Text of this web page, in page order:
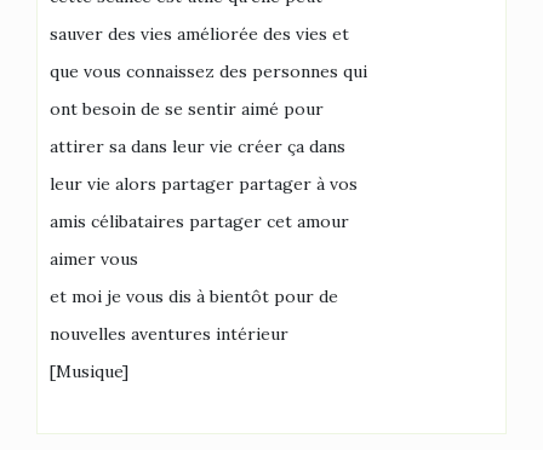
sauver des vies améliorée des vies et
que vous connaissez des personnes qui
ont besoin de se sentir aimé pour
attirer sa dans leur vie créer ça dans
leur vie alors partager partager à vos
amis célibataires partager cet amour
aimer vous
et moi je vous dis à bientôt pour de
nouvelles aventures intérieur
[Musique]